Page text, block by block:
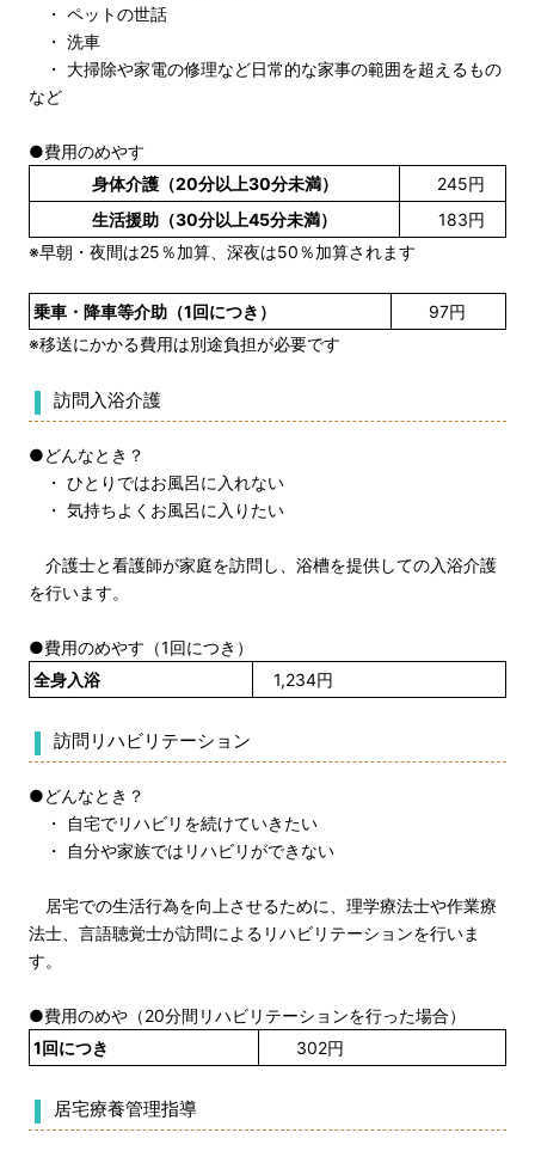
・ ペットの世話
・ 洗車
・ 大掃除や家電の修理など日常的な家事の範囲を超えるもの
など
●費用のめやす
身体介護（20分以上30分未満）
245円
生活援助（30分以上45分未満）
183円
※早朝・夜間は25％加算、深夜は50％加算されます
乗車・降車等介助（1回につき）
97円
※移送にかかる費用は別途負担が必要です
訪問入浴介護
●どんなとき？
・ ひとりではお風呂に入れない
・ 気持ちよくお風呂に入りたい
介護士と看護師が家庭を訪問し、浴槽を提供しての入浴介護
を行います。
●費用のめやす（1回につき）
全身入浴
1,234円
訪問リハビリテーション
●どんなとき？
・ 自宅でリハビリを続けていきたい
・ 自分や家族ではリハビリができない
居宅での生活行為を向上させるために、理学療法士や作業療
法士、言語聴覚士が訪問によるリハビリテーションを行いま
す。
●費用のめや（20分間リハビリテーションを行った場合）
1回につき
302円
居宅療養管理指導